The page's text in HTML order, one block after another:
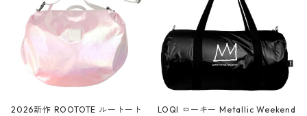
2026新作 ROOTOTE ルートート
LOQI ローキー Metallic Weekend